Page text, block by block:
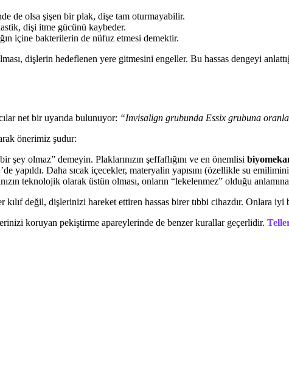
de olsa şişen bir plak, dişe tam oturmayabilir.
dişi itme gücünü kaybeder.
içine bakterilerin de nüfuz etmesi demektir.
dişlerin hedeflenen yere gitmesini engeller. Bu hassas dengeyi
net bir uyarıda bulunuyor: “Invisalign grubunda Essix grubuna
önerimiz şudur:
şey olmaz” demeyin. Plaklarınızın şeffaflığını ve en önemlisi
yapıldı. Daha sıcak içecekler, materyalin yapısını (özellikle su
teknolojik olarak üstün olması, onların “lekelenmez” olduğu
kılıf değil, dişlerinizi hareket ettiren hassas birer tıbbi cihazdır. Onlara iyi
koruyan pekiştirme apareylerinde de benzer kurallar geçerlidir.